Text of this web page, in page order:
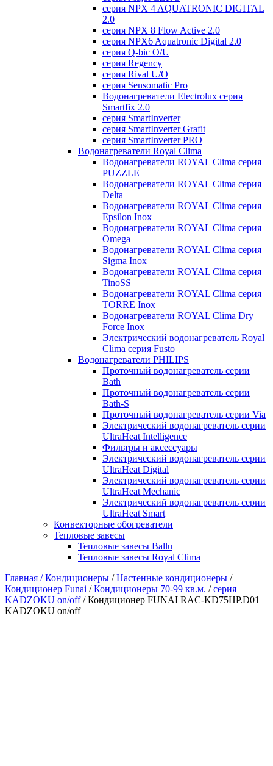
серия NPX 4 AQUATRONIC DIGITAL
2.0
серия NPX 8 Flow Active 2.0
серия NPX6 Aquatronic Digital 2.0
серия Q-bic O/U
серия Regency
серия Rival U/О
серия Sensomatic Pro
Водонагреватели Electrolux серия
Smartfix 2.0
серия SmartInverter
серия SmartInverter Grafit
серия SmartInverter PRO
Водонагреватели Royal Clima
Водонагреватели ROYAL Clima серия
PUZZLE
Водонагреватели ROYAL Clima серия
Delta
Водонагреватели ROYAL Clima серия
Epsilon Inox
Водонагреватели ROYAL Clima серия
Omega
Водонагреватели ROYAL Clima серия
Sigma Inox
Водонагреватели ROYAL Clima серия
TinoSS
Водонагреватели ROYAL Clima серия
TORRE Inox
Водонагреватели ROYAL Clima Dry
Force Inox
Электрический водонагреватель Royal
Clima серия Fusto
Водонагреватели PHILIPS
Проточный водонагреватель серии
Bath
Проточный водонагреватель серии
Bath-S
Проточный водонагреватель серии Via
Электрический водонагреватель серии
UltraHeat Intelligence
Фильтры и аксессуары
Электрический водонагреватель серии
UltraHeat Digital
Электрический водонагреватель серии
UltraHeat Mechanic
Электрический водонагреватель серии
UltraHeat Smart
Конвекторные обогреватели
Тепловые завесы
Тепловые завесы Ballu
Тепловые завесы Royal Clima
Главная /Кондиционеры /Настенные кондиционеры /
Кондиционер Funai /Кондиционеры 70-99 кв.м. /серия
KADZOKU on/off/ Кондиционер FUNAI RAC-KD75HP.D01
KADZOKU on/off